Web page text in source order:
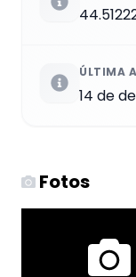
ÚLTIMA
14 de
Fotos